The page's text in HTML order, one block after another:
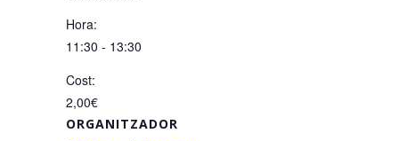
Hora:
11:30 - 13:30
Cost:
2,00€
ORGANITZADOR